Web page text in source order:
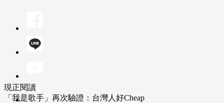
現正閱讀
「我是歌手」再次驗證：台灣人好Cheap